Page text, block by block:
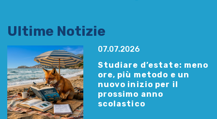
Ultime Notizie
07.07.2026
Studiare d’estate: meno
ore, più metodo e un
nuovo inizio per il
prossimo anno
scolastico